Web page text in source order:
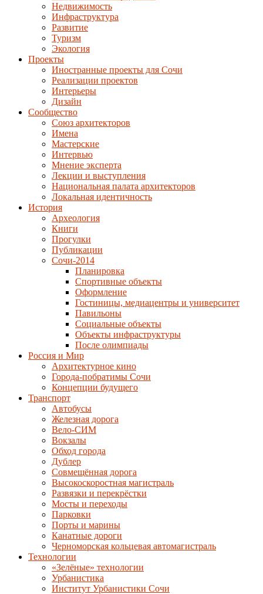
Недвижимость
Инфраструктура
Развитие
Туризм
Экология
Проекты
Иностранные проекты для Сочи
Реализации проектов
Интерьеры
Дизайн
Сообщество
Союз архитекторов
Имена
Мастерские
Интервью
Мнение эксперта
Лекции и выступления
Национальная палата архитекторов
Локальная идентичность
История
Археология
Книги
Прогулки
Публикации
Сочи-2014
Планировка
Спортивные объекты
Оформление
Гостиницы, медиацентры и университет
Павильоны
Социальные объекты
Объекты инфраструктуры
После олимпиады
Россия и Мир
Архитектурное кино
Города-побратимы Сочи
Концепции будущего
Транспорт
Автобусы
Железная дорога
Вело-СИМ
Вокзалы
Обход города
Дублер
Совмещённая дорога
Высокоскоростная магистраль
Развязки и перекрёстки
Мосты и переходы
Парковки
Порты и марины
Канатные дороги
Черноморская кольцевая автомагистраль
Технологии
«Зелёные» технологии
Урбанистика
Институт Урбанистики Сочи